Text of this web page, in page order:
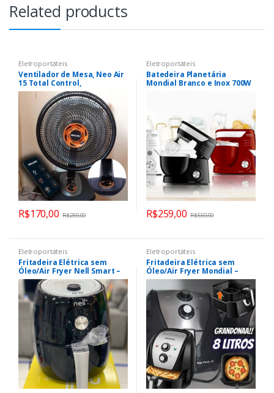
Related products
Eletroportáteis
Ventilador de Mesa, Neo Air
15 Total Control,
Preto/Laranja, 110v, Mallory
R$170,00 R$259,00
Eletroportáteis
Batedeira Planetária
Mondial Branco e Inox 700W
R$259,00 R$559,90
Eletroportáteis
Fritadeira Elétrica sem
Óleo/Air Fryer Nell Smart –
Preta 2,4L com Timer
Eletroportáteis
Fritadeira Elétrica sem
Óleo/Air Fryer Mondial –
AFN-80-BI Preta e Inox 8L
com Timer